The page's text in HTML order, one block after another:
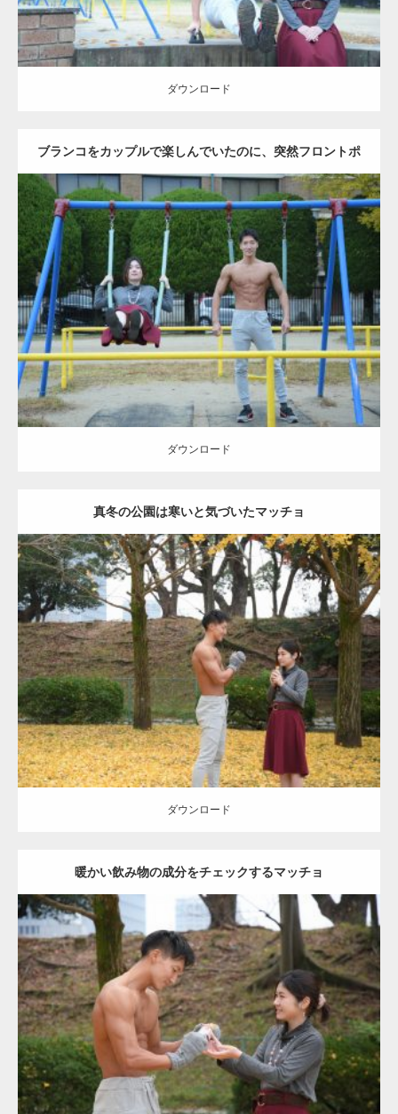
ダウンロード
ブランコをカップルで楽しんでいたのに、突然フロントポ
ーズをするマッチョ
Update: 2021.07.6
Category:公園のマッチョ その他 AKIHITO(細マッチョ) 腹筋 大胸筋
ダウンロード
ダウンロード
真冬の公園は寒いと気づいたマッチョ
Update: 2021.07.8
Category:公園のマッチョ その他 AKIHITO(細マッチョ) 上腕三頭筋
肩
ダウンロード
ダウンロード
暖かい飲み物の成分をチェックするマッチョ
Update:2021.07.8
Category:公園のマッチョ その他 AKIHITO(細マッチョ) 上腕三頭筋
肩
ダウンロード